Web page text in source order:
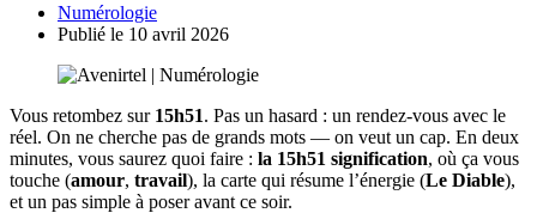
Numérologie
Publié le 10 avril 2026
Vous retombez sur 15h51. Pas un hasard : un rendez-vous avec le
réel. On ne cherche pas de grands mots — on veut un cap. En deux
minutes, vous saurez quoi faire : la 15h51 signification, où ça vous
touche (amour, travail), la carte qui résume l’énergie (Le Diable),
et un pas simple à poser avant ce soir.